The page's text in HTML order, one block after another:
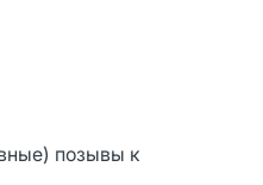
позывы к